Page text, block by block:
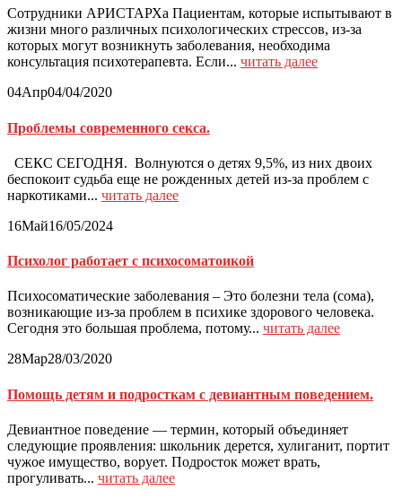
Сотрудники АРИСТАРХа Пациентам, которые испытывают в
жизни много различных психологических стрессов, из-за
которых могут возникнуть заболевания, необходима
консультация психотерапевта. Если... читать далее
04Апр04/04/2020
Проблемы современного секса.
СЕКС СЕГОДНЯ. Волнуются о детях 9,5%, из них двоих
беспокоит судьба еще не рожденных детей из-за проблем с
наркотиками... читать далее
16Май16/05/2024
Психолог работает с психосоматоикой
Психосоматические заболевания – Это болезни тела (сома),
возникающие из-за проблем в психике здорового человека.
Сегодня это большая проблема, потому... читать далее
28Мар28/03/2020
Помощь детям и подросткам с девиантным поведением.
Девиантное поведение — термин, который объединяет
следующие проявления: школьник дерется, хулиганит, портит
чужое имущество, ворует. Подросток может врать,
прогуливать... читать далее